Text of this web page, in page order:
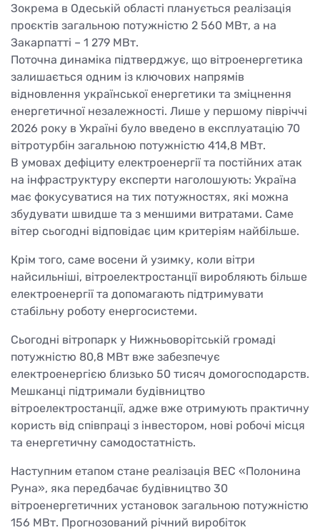
Зокрема в Одеській області планується реалізація
проєктів загальною потужністю 2 560 МВт, а на
Закарпатті – 1 279 МВт.
Поточна динаміка підтверджує, що вітроенергетика
залишається одним із ключових напрямів
відновлення української енергетики та зміцнення
енергетичної незалежності. Лише у першому півріччі
2026 року в Україні було введено в експлуатацію 70
вітротурбін загальною потужністю 414,8 МВт.
В умовах дефіциту електроенергії та постійних атак
на інфраструктуру експерти наголошують: Україна
має фокусуватися на тих потужностях, які можна
збудувати швидше та з меншими витратами. Саме
вітер сьогодні відповідає цим критеріям найбільше.
Крім того, саме восени й узимку, коли вітри
найсильніші, вітроелектростанції виробляють більше
електроенергії та допомагають підтримувати
стабільну роботу енергосистеми.
Сьогодні вітропарк у Нижньоворітській громаді
потужністю 80,8 МВт вже забезпечує
електроенергією близько 50 тисяч домогосподарств.
Мешканці підтримали будівництво
вітроелектростанції, адже вже отримують практичну
користь від співпраці з інвестором, нові робочі місця
та енергетичну самодостатність.
Наступним етапом стане реалізація ВЕС «Полонина
Руна», яка передбачає будівництво 30
вітроенергетичних установок загальною потужністю
156 МВт. Прогнозований річний виробіток